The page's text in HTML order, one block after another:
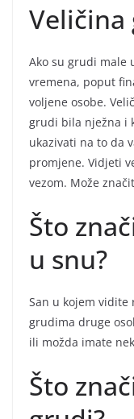
Veličina
Ako su grudi male
vremena, poput
voljene osobe.
grudi bila nježna i
ukazivati na to da
promjene. Vidjeti
vezom. Može
Što
u snu?
San u kojem
grudima druge
ili možda imate
Što